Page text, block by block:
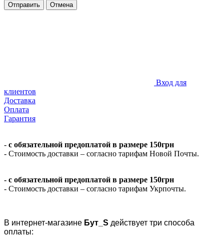
Отправить Отмена
Вход для
клиентов
Доставка
Оплата
Гарантия
- с обязательной предоплатой в размере 150грн
- Стоимость доставки – согласно тарифам Новой Почты.
- с обязательной предоплатой в размере 150грн
- Стоимость доставки – согласно тарифам Укрпочты.
В интернет-магазине Бут_S действует три способа
оплаты: